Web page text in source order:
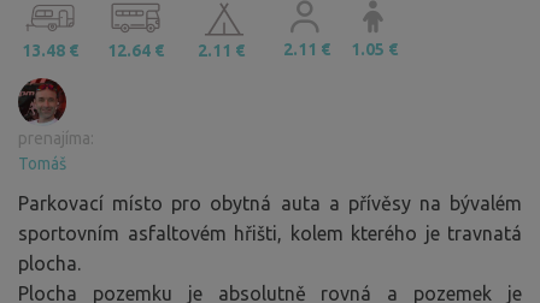
13.48 € 12.64 € 2.11 € 2.11 € 1.05 €
prenajíma:
Tomáš
Parkovací místo pro obytná auta a přívěsy na bývalém
sportovním asfaltovém hřišti, kolem kterého je travnatá
plocha.
Plocha pozemku je absolutně rovná a pozemek je